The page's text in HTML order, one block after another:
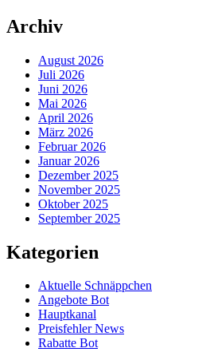
Archiv
August 2026
Juli 2026
Juni 2026
Mai 2026
April 2026
März 2026
Februar 2026
Januar 2026
Dezember 2025
November 2025
Oktober 2025
September 2025
Kategorien
Aktuelle Schnäppchen
Angebote Bot
Hauptkanal
Preisfehler News
Rabatte Bot